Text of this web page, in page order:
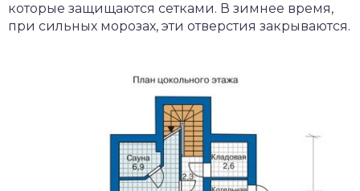
которые защищаются сетками. В зимнее время,
при сильных морозах, эти отверстия закрываются.